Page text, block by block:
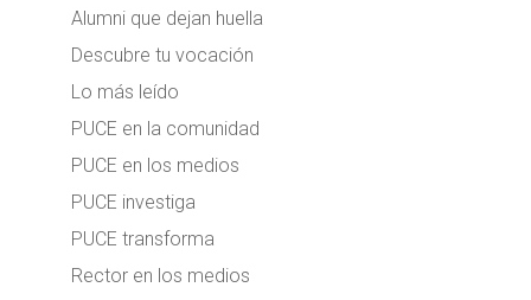
Alumni que dejan huella
Descubre tu vocación
Lo más leído
PUCE en la comunidad
PUCE en los medios
PUCE investiga
PUCE transforma
Rector en los medios